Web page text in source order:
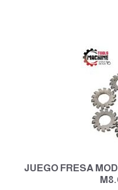
JUEGO FRESA